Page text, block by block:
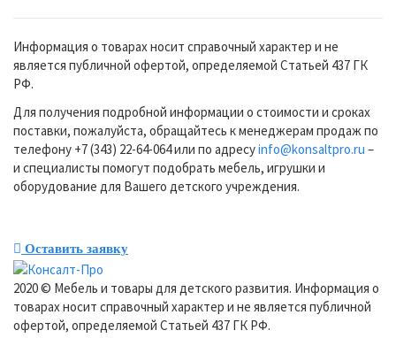
Информация о товарах носит справочный характер и не
является публичной офертой, определяемой Статьей 437 ГК
РФ.
Для получения подробной информации о стоимости и сроках
поставки, пожалуйста, обращайтесь к менеджерам продаж по
телефону +7 (343) 22-64-064 или по адресуinfo@konsaltpro.ru –
и специалисты помогут подобрать мебель, игрушки и
оборудование для Вашего детского учреждения.
Оставить заявку
2020 © Мебель и товары для детского развития. Информация о
товарах носит справочный характер и не является публичной
офертой, определяемой Статьей 437 ГК РФ.